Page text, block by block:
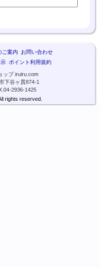
ご案内 お問い合わせ
ポイント利用規約
ップ iruiru.com
下谷ヶ貫874-1
2936-1425
rights reserved.